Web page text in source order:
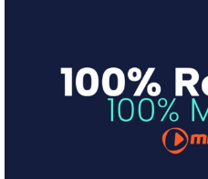
Slinky Regular 10-46